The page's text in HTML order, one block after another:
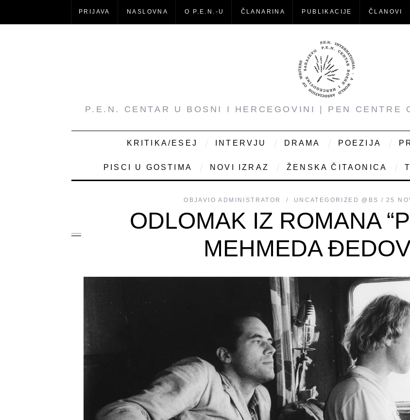
PRIJAVA NASLOVNA O P.E.N.-U ČLANARINA PUBLIKACIJE ČLANOVI
P.E.N. CENTAR U BOSNI I HERCEGOVINI | PEN CENTRE
KRITIKA/ESEJ INTERVJU DRAMA POEZIJA
PISCI U GOSTIMA NOVI IZRAZ ŽENSKA ČITAONICA
OBJAVIO ADMINISTRATOR UNCATEGORIZED @BS 25
ODLOMAK IZ ROMANA
MEHMEDA